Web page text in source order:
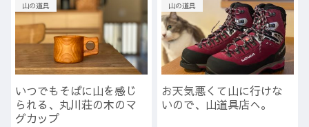
山の道具
いつでもそばに山を感じ
られる、丸川荘の木のマ
グカップ
山の道具
お天気悪くて山に行けな
いので、山道具店へ。